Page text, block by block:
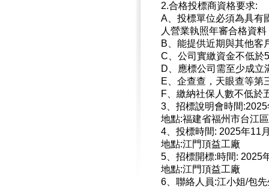
2.合格投標商資格要求:
A、投標單位必須為具有
人營業執照年審合格資料
B、能提供近期與其他客
C、公司實繳資金不低於
D、應標公司需至少成立
E、企查查，天眼查等第
F、繳納社保人數不低於
3、招標說明會時間
地點:福建省福州市台江
4、投標時間: 2025年11
地點:江門頂益工廠
5、招標開標:時間: 2025
地點:江門頂益工廠
6、聯絡人員:江小姐/包先